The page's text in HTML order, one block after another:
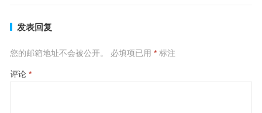
发表回复
您的邮箱地址不会被公开。 必填项已用 *标注
评论 *